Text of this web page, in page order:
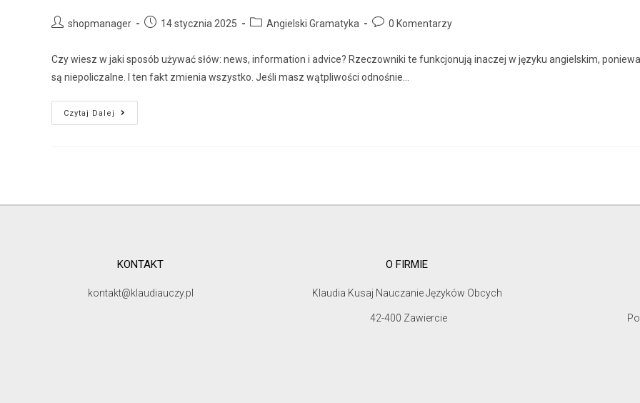
shopmanager 14 stycznia 2025 Angielski Gramatyka 0 Komentarzy
Czy wiesz w jaki sposób używać słów: news, information i advice? Rzeczowniki te funkcjonują inaczej w języku angielskim,
są niepoliczalne. I ten fakt zmienia wszystko. Jeśli masz wątpliwości odnośnie…
Czytaj Dalej
KONTAKT
kontakt@klaudiauczy.pl
O FIRMIE
Klaudia Kusaj Nauczanie Języków Obcych
42-400 Zawiercie